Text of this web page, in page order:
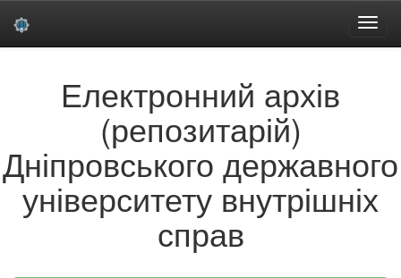
Електронний архів
(репозитарій)
Дніпровського державного
університету внутрішніх
справ